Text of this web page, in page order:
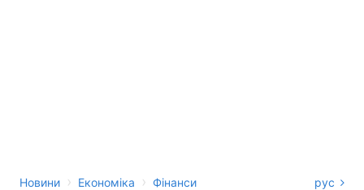
Новини › Економіка › Фінанси рус